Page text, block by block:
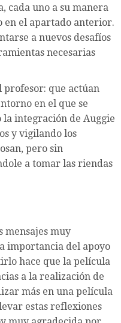
cada uno a su manera
en el apartado anterior.
a nuevos desafíos
necesarias
que actúan
en el que se
integración de Auggie
y vigilando los
pero sin
a tomar las riendas
mensajes muy
importancia del apoyo
hace que la película
a la realización de
más en una película
estas reflexiones